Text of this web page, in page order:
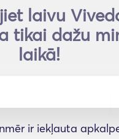
laivu
tikai dažu
laikā!
ir iekļauta